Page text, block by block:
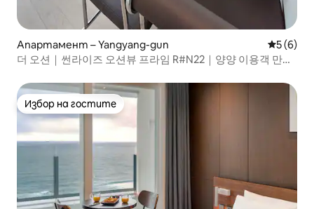
Апартамент – Yangyang-gun Средна
5 (6)
더 오션｜썬라이즈 오션뷰 프라임 R#N22｜양양 이용객 만족
Избор на гостите
Избор на гостите